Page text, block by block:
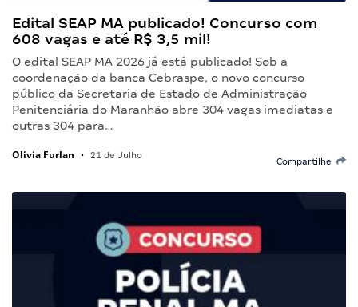
Edital SEAP MA publicado! Concurso com
608 vagas e até R$ 3,5 mil!
O edital SEAP MA 2026 já está publicado! Sob a
coordenação da banca Cebraspe, o novo concurso
público da Secretaria de Estado de Administração
Penitenciária do Maranhão abre 304 vagas imediatas e
outras 304 para…
Olivia Furlan • 21 de Julho
Compartilhe